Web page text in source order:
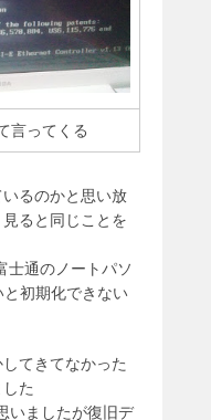
言ってくる
るのかと思い放
ると同じことを
士通のノートパソ
初期化できない
てきてなかった
た
いましたが復旧デ